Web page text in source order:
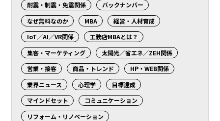
耐震・制震・免震関係
バックナンバー
なぜ無料なのか
MBA
経営・人材育成
IoT／AI／VR関係
工務店MBAとは？
集客・マーケティング
太陽光／省エネ／ZEH関係
営業・接客
商品・トレンド
HP・WEB関係
業界ニュース
心理学
目標達成
マインドセット
コミュニケーション
リフォーム・リノベーション